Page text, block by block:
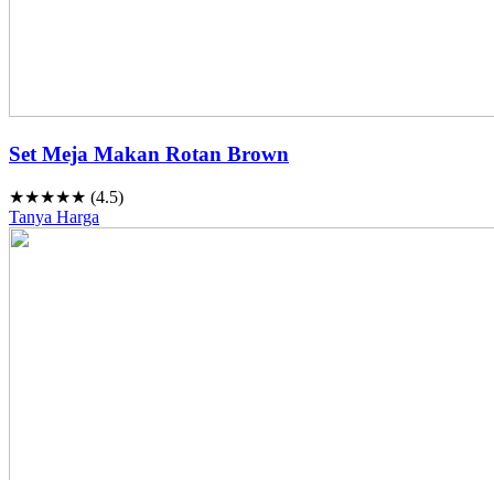
Set Meja Makan Rotan Brown
★★★★★ (4.5)
Tanya Harga